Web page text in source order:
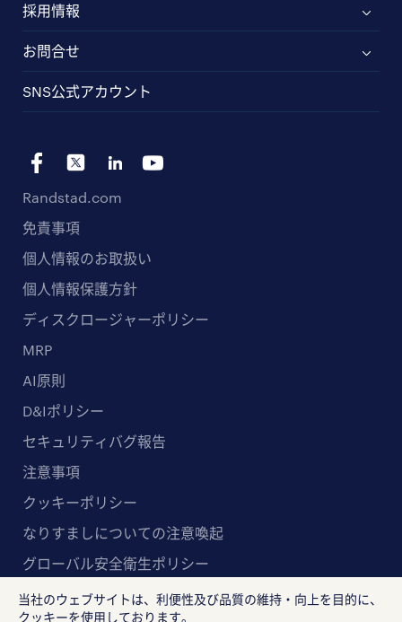
採用情報
お問合せ
SNS公式アカウント
Randstad.com
免責事項
個人情報のお取扱い
個人情報保護方針
ディスクロージャーポリシー
MRP
AI原則
D&Iポリシー
セキュリティバグ報告
注意事項
クッキーポリシー
なりすましについての注意喚起
グローバル安全衛生ポリシー
マルチステークホルダー方針
当社のウェブサイトは、利便性及び品質の維持・向上を目的に、
クッキーを使用しております。